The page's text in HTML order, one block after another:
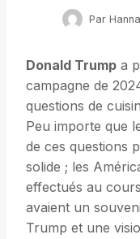
Par
Donald Trump a
campagne de
questions de
Peu importe que
de ces questions
solide ; les
effectués au
avaient un
Trump et une